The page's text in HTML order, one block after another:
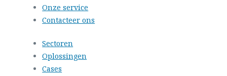
Onze service
Contacteer ons
Sectoren
Oplossingen
Cases